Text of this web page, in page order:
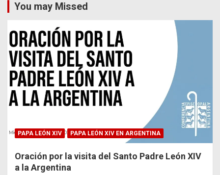
You may Missed
PAPA LEÓN XIV PAPA LEÓN XIV EN ARGENTINA
Oración por la visita del Santo Padre León XIV
a la Argentina